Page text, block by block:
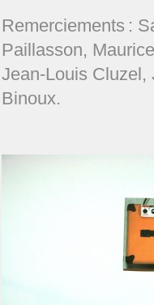
Remerciements :
Paillasson,
Jean-Louis Cluzel,
Binoux.